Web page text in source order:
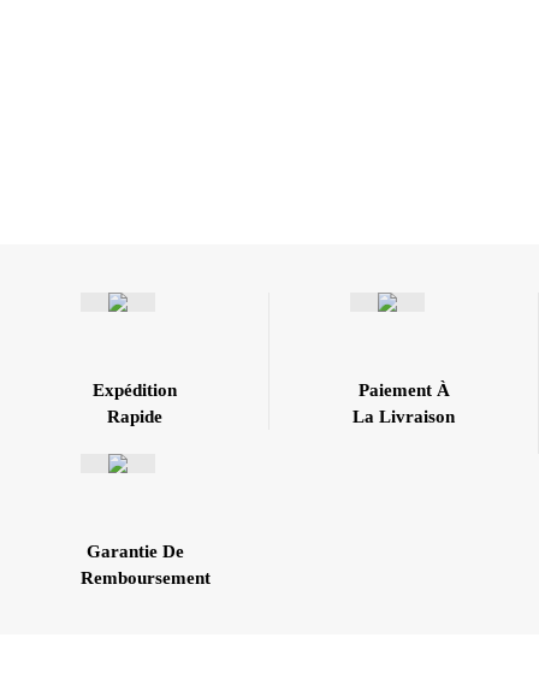
Paiement À
La Livraison
Expédition
Rapide
Garantie De
Remboursement